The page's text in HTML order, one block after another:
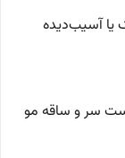
آسیب‌دیده
سر و ساقه مو